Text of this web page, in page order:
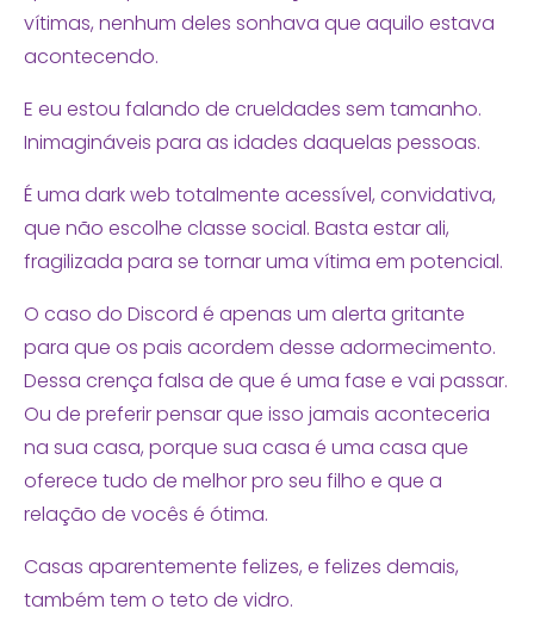
vítimas, nenhum deles sonhava que aquilo estava
acontecendo.
E eu estou falando de crueldades sem tamanho.
Inimagináveis para as idades daquelas pessoas.
É uma dark web totalmente acessível, convidativa,
que não escolhe classe social. Basta estar ali,
fragilizada para se tornar uma vítima em potencial.
O caso do Discord é apenas um alerta gritante
para que os pais acordem desse adormecimento.
Dessa crença falsa de que é uma fase e vai passar.
Ou de preferir pensar que isso jamais aconteceria
na sua casa, porque sua casa é uma casa que
oferece tudo de melhor pro seu filho e que a
relação de vocês é ótima.
Casas aparentemente felizes, e felizes demais,
também tem o teto de vidro.